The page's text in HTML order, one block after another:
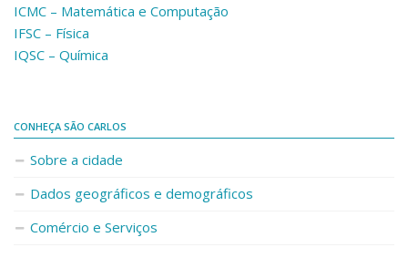
ICMC – Matemática e Computação
IFSC – Física
IQSC – Química
CONHEÇA SÃO CARLOS
Sobre a cidade
Dados geográficos e demográficos
Comércio e Serviços